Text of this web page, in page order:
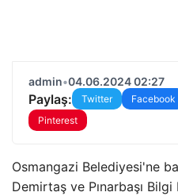
admin•04.06.2024 02:27
Paylaş: Twitter Facebook
Pinterest
Osmangazi Belediyesi'ne
Demirtaş ve Pınarbaşı